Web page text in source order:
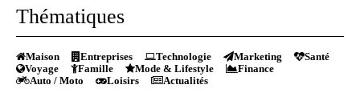
Thématiques
Maison Entreprises Technologie Marketing
Santé
Voyage
Famille Mode & Lifestyle
Finance
Auto / Moto
Loisirs Actualités